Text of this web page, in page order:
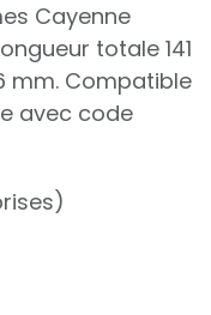
Cayenne
totale 141
mm. Compatible
avec code